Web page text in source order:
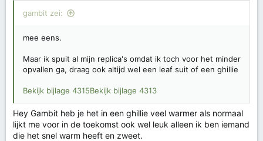
gambit zei:
mee eens.
Maar ik spuit al mijn replica's omdat ik toch voor het minder
opvallen ga, draag ook altijd wel een leaf suit of een ghillie
Bekijk bijlage 4315Bekijk bijlage 4313
Hey Gambit heb je het in een ghillie veel warmer als normaal
lijkt me voor in de toekomst ook wel leuk alleen ik ben iemand
die het snel warm heeft en zweet.